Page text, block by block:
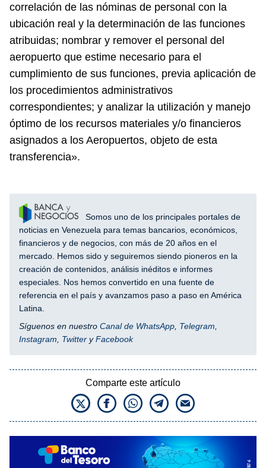
correlación de las nóminas de personal con la
ubicación real y la determinación de las funciones
atribuidas; nombrar y remover el personal del
aeropuerto que estime necesario para el
cumplimiento de sus funciones, previa aplicación de
los procedimientos administrativos
correspondientes; y analizar la utilización y manejo
óptimo de los recursos materiales y/o financieros
asignados a los Aeropuertos, objeto de esta
transferencia».
Somos uno de los principales portales de
noticias en Venezuela para temas bancarios, económicos,
financieros y de negocios, con más de 20 años en el
mercado. Hemos sido y seguiremos siendo pioneros en la
creación de contenidos, análisis inéditos e informes
especiales. Nos hemos convertido en una fuente de
referencia en el país y avanzamos paso a paso en América
Latina.
Síguenos en nuestro Canal de WhatsApp Telegram
Instagram
Twitter yFacebook
Comparte este artículo